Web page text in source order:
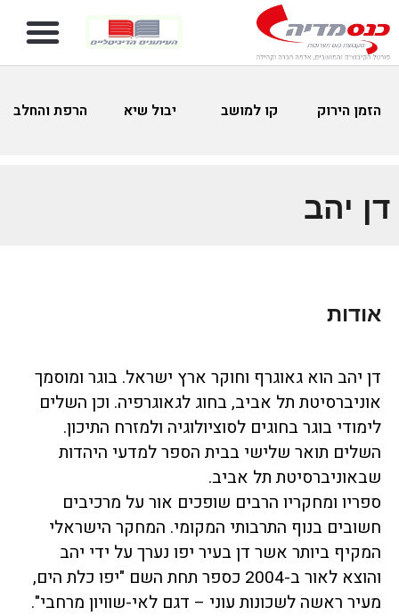
הזמן הירוק קו למושב יבול שיא הרפת והחלב
דן יהב
אודות
דן יהב הוא גאוגרף וחוקר ארץ ישראל. בוגר ומוסמך
אוניברסיטת תל אביב, בחוג לגאוגרפיה. וכן השלים
לימודי בוגר בחוגים לסוציולוגיה ולמזרח התיכון.
השלים תואר שלישי בבית הספר למדעי היהדות
שבאוניברסיטת תל אביב.
ספריו ומחקריו הרבים שופכים אור על מרכיבים
חשובים בנוף התרבותי המקומי. המחקר הישראלי
המקיף ביותר אשר דן בעיר יפו נערך על ידי יהב
והוצא לאור ב-2004 כספר תחת השם "יפו כלת הים,
מעיר ראשה לשכונות עוני – דגם לאי-שוויון מרחבי".